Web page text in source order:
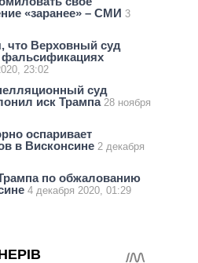
«заранее» – СМИ 3
что Верховный суд
фальсификациях
23:02
суд
иск Трампа 28 ноября
оспаривает
в Висконсине 2 декабря
по обжалованию
4 декабря 2020, 01:29